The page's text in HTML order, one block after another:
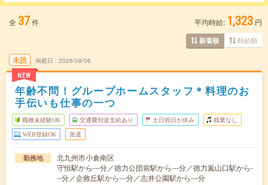
全 37件 平均時給: 1,323 円
新着順 時給順
未読
NEW
掲載日 2026/08/06
年齢不問！グループホームスタッフ＊料理のお
手伝いも仕事の一つ
職種未経験OK 交通費別途支給あり 土日祝日が休み 残業なし
WEB登録OK 派遣
勤務地
北九州市小倉南区
守恒駅から---分／徳力公団前駅から---分／徳力嵐山口駅から-
--分／企救丘駅から---分／志井公園駅から---分